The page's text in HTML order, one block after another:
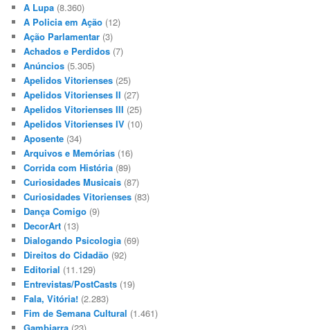
A Lupa (8.360)
A Policia em Ação (12)
Ação Parlamentar (3)
Achados e Perdidos (7)
Anúncios (5.305)
Apelidos Vitorienses (25)
Apelidos Vitorienses II (27)
Apelidos Vitorienses III (25)
Apelidos Vitorienses IV (10)
Aposente (34)
Arquivos e Memórias (16)
Corrida com História (89)
Curiosidades Musicais (87)
Curiosidades Vitorienses (83)
Dança Comigo (9)
DecorArt (13)
Dialogando Psicologia (69)
Direitos do Cidadão (92)
Editorial (11.129)
Entrevistas/PostCasts (19)
Fala, Vitória! (2.283)
Fim de Semana Cultural (1.461)